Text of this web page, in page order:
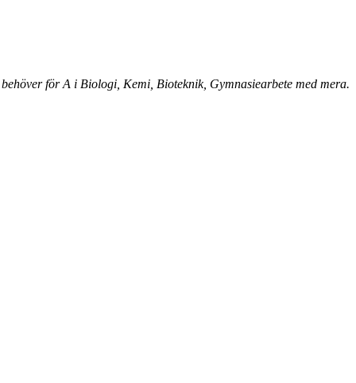
för A i Biologi, Kemi, Bioteknik, Gymnasiearbete med mera.